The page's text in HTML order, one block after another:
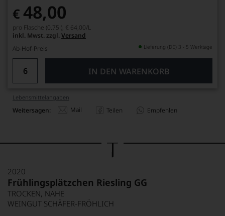
€ 48,00
pro Flasche (0.75l), € 64,00/L
inkl. Mwst. zzgl. Versand
Ab-Hof-Preis
Lieferung (DE) 3 - 5 Werktage
IN DEN WARENKORB
Lebensmittel­angaben
Weitersagen: Mail Teilen Empfehlen
2020
Frühlingsplätzchen Riesling GG
TROCKEN, NAHE
WEINGUT SCHÄFER-FRÖHLICH